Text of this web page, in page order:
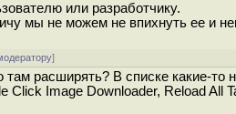
или разработчику.
мы не можем не впихнуть ее и
]
расширять? В списке какие-то
Click Image Downloader, Reload All